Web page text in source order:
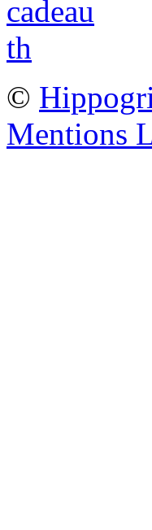
©
Mentions